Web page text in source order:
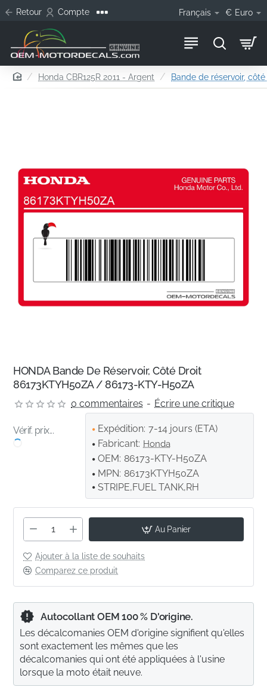
Retour Compte Français € Euro
homeHonda CBR125R 2011 - Argent Bande de réservoir,
HONDA Bande De Réservoir, Côté Droit
86173KTYH50ZA / 86173-KTY-H50ZA
0 commentaires - Écrire une critique
Vérif. prix... Expédition: 7-14 jours (ETA)
Fabricant: Honda
OEM: 86173-KTY-H50ZA
MPN: 86173KTYH50ZA
STRIPE,FUEL TANK,RH
Au Panier
Ajouter à la liste de souhaits
Comparez ce produit
Autocollant OEM 100 % D'origine.
Les décalcomanies OEM d'origine signifient qu'elles
sont exactement les mêmes que les
décalcomanies qui ont été appliquées à l'usine
lorsque la moto était neuve.